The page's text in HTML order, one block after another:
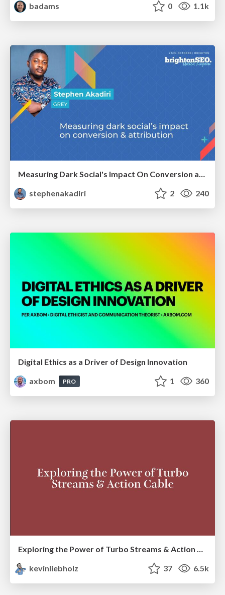
badams
0 1.1k
Measuring Dark Social's Impact On Conversion and Attribution
stephenakadiri
2 240
Digital Ethics as a Driver of Design Innovation
axbom
PRO 1 360
Exploring the Power of Turbo Streams & Action Cable | RailsConf2023
kevinliebholz
37 6.5k